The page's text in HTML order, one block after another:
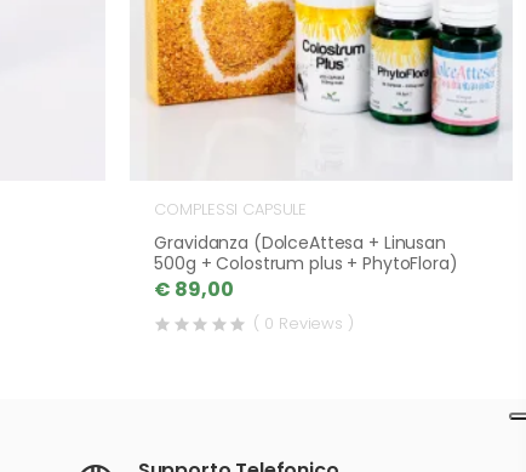
COMPLESSI CAPSULE
Gravidanza (DolceAttesa + Linusan
500g + Colostrum plus + PhytoFlora)
€ 89,00
( 0 Reviews )